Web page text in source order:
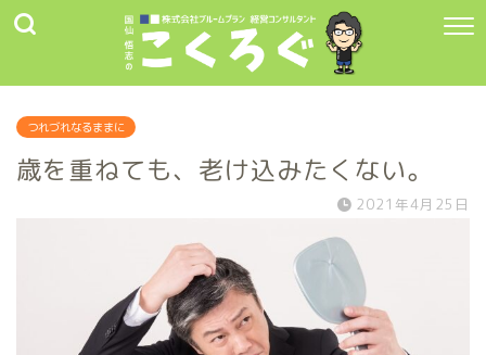
つれづれなるままに
歳を重ねても、老け込みたくない。
2021年4月25日